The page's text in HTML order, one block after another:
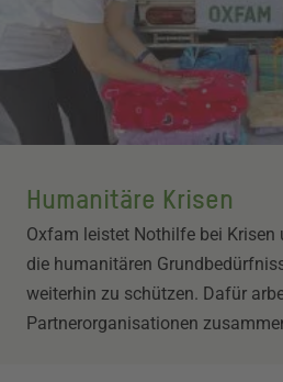
Humanitäre Krisen
Oxfam leistet Nothilfe bei Krisen
die humanitären
weiterhin zu schützen. Dafür
Partnerorganisationen